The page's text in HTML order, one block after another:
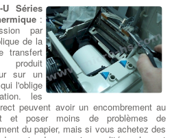
U Séries
:
par
de la
transfert
produit
sur un
l'oblige
les
peuvent avoir un encombrement au
et poser moins de problèmes de
du papier, mais si vous achetez des